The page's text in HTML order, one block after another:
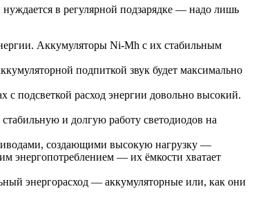
в регулярной подзарядке — надо лишь
Аккумуляторы Ni-Mh с их стабильным
подпиткой звук будет максимально
подсветкой расход энергии довольно высокий.
и долгую работу светодиодов на
создающими высокую нагрузку —
энергопотреблением — их ёмкости хватает
энергорасход — аккумуляторные или, как они